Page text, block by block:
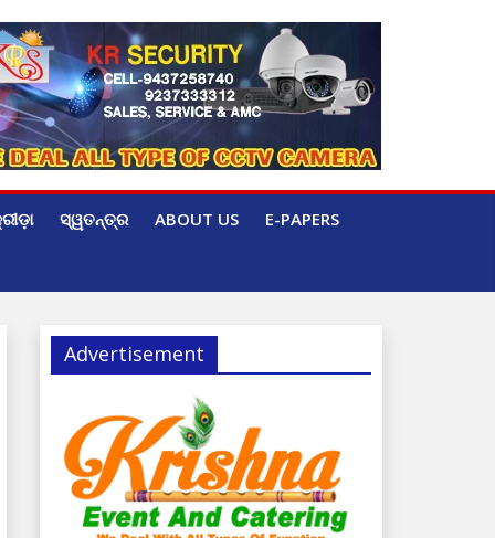
ସ୍ୱତନ୍ତ୍ର ABOUT US E-PAPERS
Advertisement